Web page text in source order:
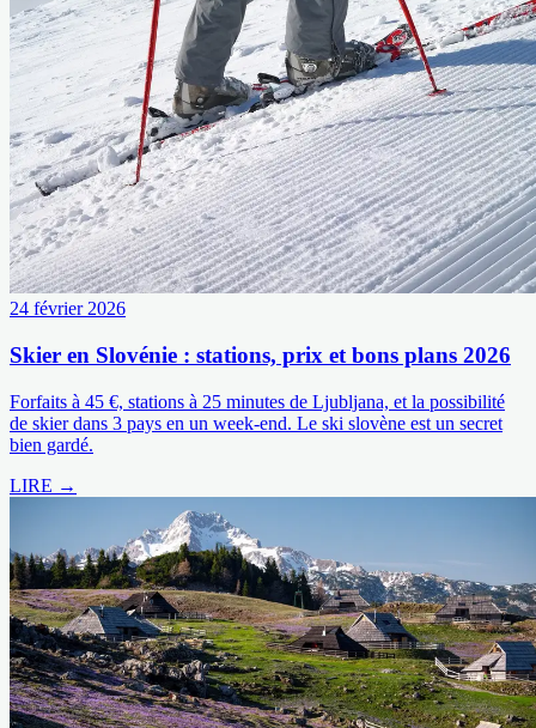
24 février 2026
Skier en Slovénie : stations, prix et bons plans 2026
Forfaits à 45 €, stations à 25 minutes de Ljubljana, et la possibilité
de skier dans 3 pays en un week-end. Le ski slovène est un secret
bien gardé.
LIRE →